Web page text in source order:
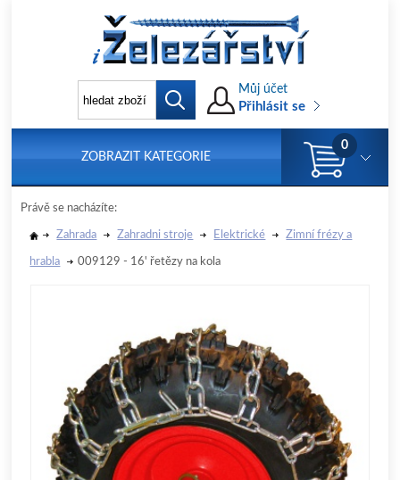
Můj účet
Přihlásit se
ZOBRAZIT KATEGORIE
0
Právě se nacházíte:
Zahrada Zahradni stroje Elektrické Zimní frézy a
hrabla 009129 - 16' řetězy na kola